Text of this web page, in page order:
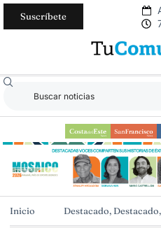
Suscríbete
Inicio Destacado, Destacado,